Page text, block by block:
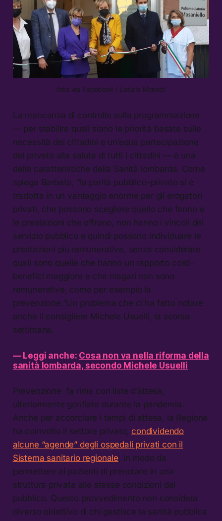
foto via Facebook / Letizia Moratti
La mancanza di controllo sulla programmazione
— per stabilire quali siano le priorità basate sulle
necessità dei cittadini e un’equa partecipazione
del privato alla salute di tutti i cittadini — è una
delle caratteristiche della Sanità lombarda. Come
spiega Barbato, “la parità pubblico-privato si è
tradotta in un vantaggio enorme per gli erogatori
privati, che possono scegliere quello che fanno e
le prestazioni che offrono, non hanno i vincoli del
servizio pubblico e quindi possono individuare le
prestazioni più remunerative, senza considerare
quali sono quelle che hanno un rapporto costi-
benefici maggiore e che magari non sono
remunerative, come per esempio la
prevenzione.”Un problema che ci ha fatto notare
anche il consigliere Michele Usuelli, la scorsa
settimana.
— Leggi anche: Cosa non va nella riforma della
sanità lombarda, secondo Michele Usuelli
Prevenzione fa rima con liste d’attesa,
ulteriormente gonfiate durante la pandemia.
Anche per accorciare i tempi di attesa, la Regione
ha coinvolto il settore privato, condividendo
alcune “agende” degli ospedali privati con il
Sistema sanitario regionale , in modo da
permettere ai pazienti di prenotare in una
struttura privata alle stesse condizioni del
pubblico. Questo provvedimento non considera
diverso obiettivo di chi gestisce la sanità pubblica